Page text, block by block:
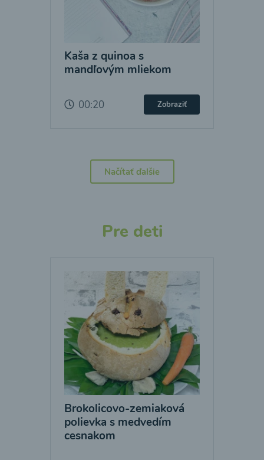
Kaša z quinoa s
mandľovým mliekom
00:20 Zobraziť
Načítať ďalšie
Pre deti
Brokolicovo-zemiaková
polievka s medvedím
cesnakom